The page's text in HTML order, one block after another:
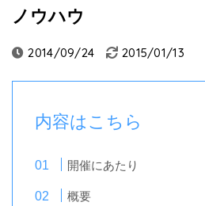
ノウハウ
2014/09/24 2015/01/13
内容はこちら
開催にあたり
概要